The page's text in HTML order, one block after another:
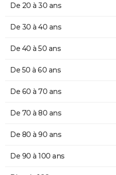
De 20 à 30 ans
De 30 à 40 ans
De 40 à 50 ans
De 50 à 60 ans
De 60 à 70 ans
De 70 à 80 ans
De 80 à 90 ans
De 90 à 100 ans